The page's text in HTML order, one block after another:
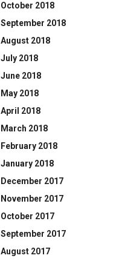
October 2018
September 2018
August 2018
July 2018
June 2018
May 2018
April 2018
March 2018
February 2018
January 2018
December 2017
November 2017
October 2017
September 2017
August 2017